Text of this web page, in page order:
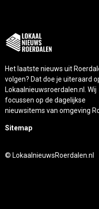
Het laatste nieuws uit
volgen? Dat doe je uiteraard
Lokaalnieuwsroerdalen.nl. Wij
focussen op de dagelijkse
nieuwsitems van omgeving
Sitemap
© LokaalnieuwsRoerdalen.nl